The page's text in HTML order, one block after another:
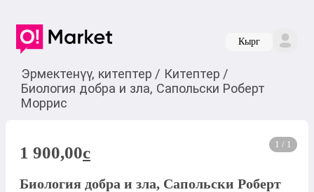
Кырг
Эрмектенүү, китептер / Китептер /
Биология добра и зла, Сапольски Роберт
Моррис
1 / 1
1 900,00c
Биология добра и зла, Сапольски Роберт